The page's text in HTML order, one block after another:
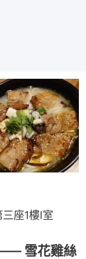
座1樓I室
雪花雞絲